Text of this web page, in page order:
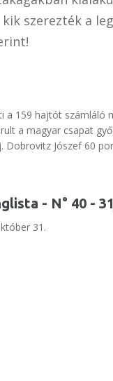
szerezték a
159 hajtót számláló
a magyar csapat
Dobrovitz Jószef 60
- N° 40 -
31.